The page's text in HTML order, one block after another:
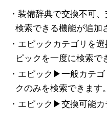
・装備辞典で交換不可
検索できる機能が追加
・エピックカテゴリを
ピックを一度に検索で
・エピック▶一般カテ
クのみを検索できます。
・エピック▶交換可能